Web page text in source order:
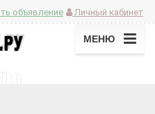
Личный кабинет
объявление
МЕНЮ